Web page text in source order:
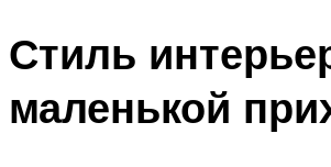
Стиль
маленькой